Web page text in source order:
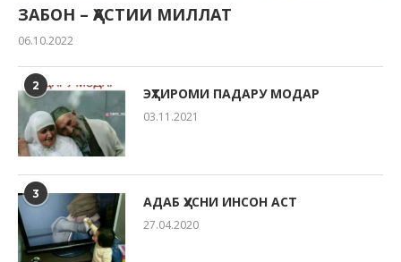
ЗАБОН – ҲАСТИИ МИЛЛАТ
06.10.2022
2 ЭҲТИРОМИ ПАДАРУ МОДАР
03.11.2021
3 АДАБ ҲУСНИ ИНСОН АСТ
27.04.2020